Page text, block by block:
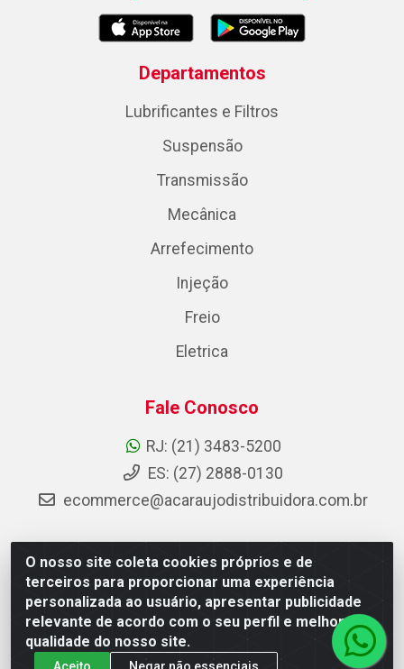
O nosso site coleta cookies próprios e de
terceiros para proporcionar uma experiência
personalizada ao usuário, apresentar publicidade
relevante de acordo com o seu perfil e melhorar a
qualidade do nosso site.
Aceito Negar não essenciais
Departamentos
Lubrificantes e Filtros
Suspensão
Transmissão
Mecânica
Arrefecimento
Injeção
Freio
Eletrica
Fale Conosco
RJ: (21) 3483-5200
ES: (27) 2888-0130
ecommerce@acaraujodistribuidora.com.br
AC Araujo Distribuidora - Rua Carneiro de Campos, 42 -
São Cristóvão, Rio de Janeiro/RJ - CEP 20.920-410 -
CNPJ 08.744.753/0003-85